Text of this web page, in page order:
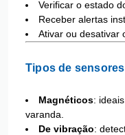
Verificar o estado
Receber alertas
Ativar ou desativar
Tipos de
Magnéticos:
varanda.
De vibração: